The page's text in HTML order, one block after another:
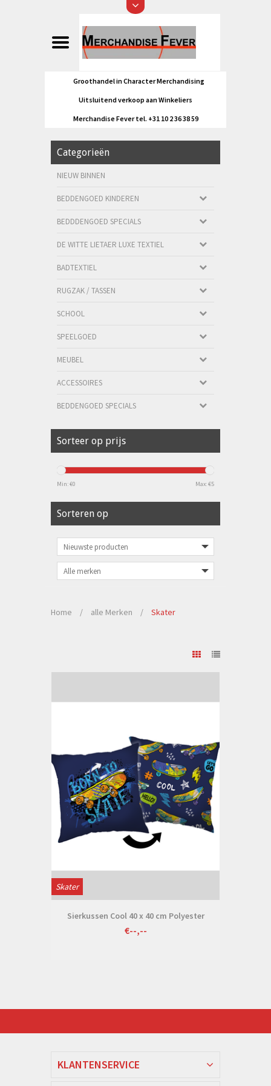
Groothandel in Character Merchandising
Uitsluitend verkoop aan Winkeliers
Merchandise Fever tel. +31 10 2 36 38 59
Categorieën
NIEUW BINNEN
BEDDENGOED KINDEREN
BEDDDENGOED SPECIALS
DE WITTE LIETAER LUXE TEXTIEL
BADTEXTIEL
RUGZAK / TASSEN
SCHOOL
SPEELGOED
MEUBEL
ACCESSOIRES
BEDDENGOED SPECIALS
Sorteer op prijs
Min: €0 Max: €5
Sorteren op
Home / alle Merken / Skater
Skater
Sierkussen Cool 40 x 40 cm Polyester
€--,--
KLANTENSERVICE